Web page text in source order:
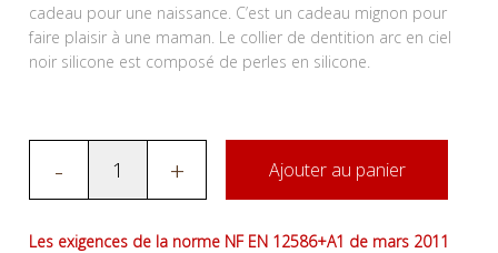
cadeau pour une naissance. C’est un cadeau mignon pour
faire plaisir à une maman. Le collier de dentition arc en ciel
noir silicone est composé de perles en silicone.
- + Ajouter au panier
Les exigences de la norme NF EN 12586+A1 de mars 2011